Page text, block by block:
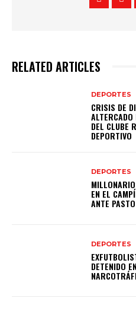
RELATED ARTICLES
DEPORTES
CRISIS DE
DEL CLUBE
DEPORTIVO
DEPORTES
EN EL
ANTE PASTO
DEPORTES
DETENIDO